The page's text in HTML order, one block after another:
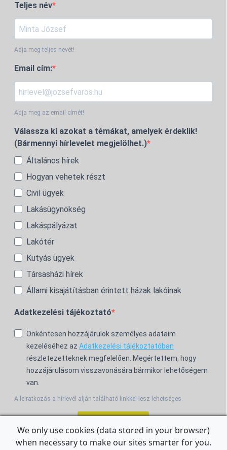
Teljes név
Adja meg teljes nevét!
Email cím:
Adja meg az email címét!
Válassza ki azokat a témákat, amelyek érdeklik!
(Bármennyi hírlevelet megjelölhet.)
Általános hírek
Hogyan vehetek részt
Civil ügyek
Lakásügynökség
Lakáspályázat
Lakótér
Kutyás ügyek
Társasházi hírek
Állami kisajátításban érintett házak lakóinak
Adatkezelési tájékoztató
Önkéntesen hozzájárulok személyes adataim
kezeléséhez az Adatkezelési tájékoztatóban
részletezetteknek megfelelően. Megértettem, hogy
hozzájárulásom visszavonására bármikor lehetőségem
van.
A leiratkozás a hírlevél alján található linkkel lesz lehetséges.
We only use cookies (data stored in your browser)
when necessary to make our sites smarter for you.